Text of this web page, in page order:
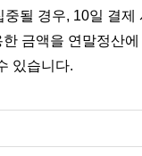
중될 경우, 10일 결제
금액을 연말정산
있습니다.